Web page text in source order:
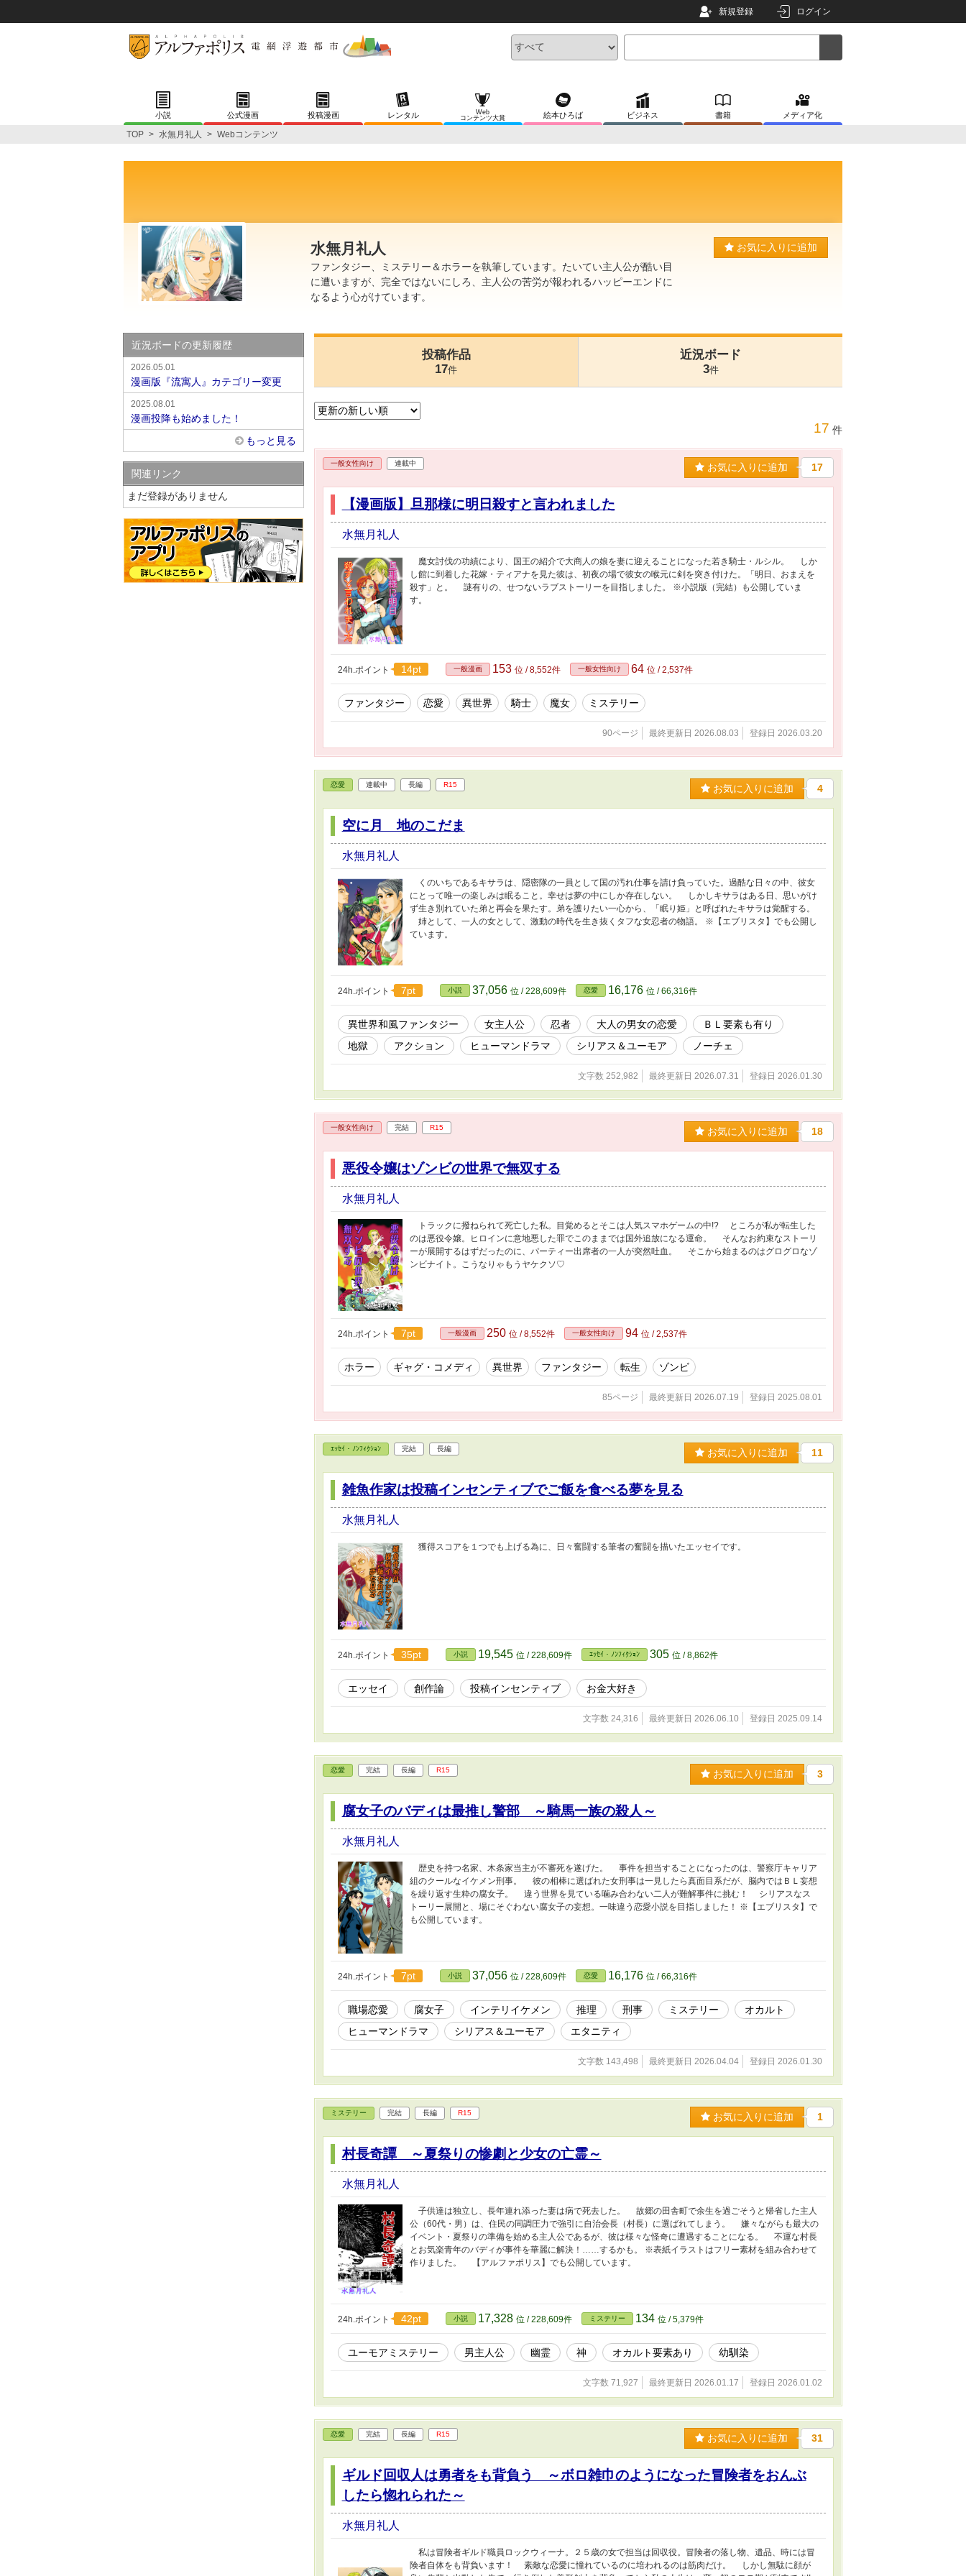
新規登録 ログイン
小説 公式漫画 投稿漫画 レンタル
Web
コンテンツ大賞
絵本ひろば ビジネス 書籍 メディア化
TOP > 水無月礼人 > Webコンテンツ
水無月礼人
ファンタジー、ミステリー＆ホラーを執筆しています。たいてい主人公が酷い目
に遭いますが、完全ではないにしろ、主人公の苦労が報われるハッピーエンドに
なるよう心がけています。
お気に入りに追加
投稿作品
17件
近況ボード
3件
17 件
一般女性向け 連載中 お気に入りに追加 17
【漫画版】旦那様に明日殺すと言われました
水無月礼人
魔女討伐の功績により、国王の紹介で大商人の娘を妻に迎えることになった若き騎士・ルシル。 しか
し館に到着した花嫁・ティアナを見た彼は、初夜の場で彼女の喉元に剣を突き付けた。「明日、おまえを
殺す」と。 謎有りの、せつないラブストーリーを目指しました。 ※小説版（完結）も公開していま
す。
24h.ポイント 14pt 一般漫画 153 位 / 8,552件 一般女性向け 64 位 / 2,537件
ファンタジー 恋愛 異世界 騎士 魔女 ミステリー
90ページ 最終更新日 2026.08.03 登録日 2026.03.20
恋愛 連載中 長編 R15 お気に入りに追加 4
空に月 地のこだま
水無月礼人
くのいちであるキサラは、隠密隊の一員として国の汚れ仕事を請け負っていた。過酷な日々の中、彼女
にとって唯一の楽しみは眠ること。幸せは夢の中にしか存在しない。 しかしキサラはある日、思いがけ
ず生き別れていた弟と再会を果たす。弟を護りたい一心から、「眠り姫」と呼ばれたキサラは覚醒する。
姉として、一人の女として、激動の時代を生き抜くタフな女忍者の物語。 ※【エブリスタ】でも公開し
ています。
24h.ポイント 7pt 小説 37,056 位 / 228,609件 恋愛 16,176 位 / 66,316件
異世界和風ファンタジー 女主人公 忍者 大人の男女の恋愛
ＢＬ要素も有り
地獄
アクション ヒューマンドラマ シリアス＆ユーモア ノーチェ
文字数 252,982 最終更新日 2026.07.31 登録日 2026.01.30
一般女性向け 完結 R15 お気に入りに追加 18
悪役令嬢はゾンビの世界で無双する
水無月礼人
トラックに撥ねられて死亡した私。目覚めるとそこは人気スマホゲームの中!? ところが私が転生した
のは悪役令嬢。ヒロインに意地悪した罪でこのままでは国外追放になる運命。 そんなお約束なストーリ
ーが展開するはずだったのに、パーティー出席者の一人が突然吐血。 そこから始まるのはグログロなゾ
ンビナイト。こうなりゃもうヤケクソ♡
24h.ポイント 7pt 一般漫画 250 位 / 8,552件 一般女性向け 94 位 / 2,537件
ホラー ギャグ・コメディ 異世界 ファンタジー 転生 ゾンビ
85ページ 最終更新日 2026.07.19 登録日 2025.08.01
ｴｯｾｲ・ﾉﾝﾌｨｸｼｮﾝ 完結 長編 お気に入りに追加 11
雑魚作家は投稿インセンティブでご飯を食べる夢を見る
水無月礼人
獲得スコアを１つでも上げる為に、日々奮闘する筆者の奮闘を描いたエッセイです。
24h.ポイント 35pt 小説 19,545 位 / 228,609件 ｴｯｾｲ・ﾉﾝﾌｨｸｼｮﾝ 305 位 / 8,862件
エッセイ 創作論 投稿インセンティブ お金大好き
文字数 24,316 最終更新日 2026.06.10 登録日 2025.09.14
恋愛 完結 長編 R15 お気に入りに追加 3
腐女子のバディは最推し警部 ～騎馬一族の殺人～
水無月礼人
歴史を持つ名家、木条家当主が不審死を遂げた。 事件を担当することになったのは、警察庁キャリア
組のクールなイケメン刑事。 彼の相棒に選ばれた女刑事は一見したら真面目系だが、脳内ではＢＬ妄想
を繰り返す生粋の腐女子。 違う世界を見ている噛み合わない二人が難解事件に挑む！ シリアスなス
トーリー展開と、場にそぐわない腐女子の妄想。一味違う恋愛小説を目指しました！ ※【エブリスタ】で
も公開しています。
24h.ポイント 7pt 小説 37,056 位 / 228,609件 恋愛 16,176 位 / 66,316件
職場恋愛 腐女子 インテリイケメン 推理 刑事 ミステリー
オカルト
ヒューマンドラマ
シリアス＆ユーモア エタニティ
文字数 143,498 最終更新日 2026.04.04 登録日 2026.01.30
ミステリー 完結 長編 R15 お気に入りに追加 1
村長奇譚 ～夏祭りの惨劇と少女の亡霊～
水無月礼人
子供達は独立し、長年連れ添った妻は病で死去した。 故郷の田舎町で余生を過ごそうと帰省した主人
公（60代・男）は、住民の同調圧力で強引に自治会長（村長）に選ばれてしまう。 嫌々ながらも最大の
イベント・夏祭りの準備を始める主人公であるが、彼は様々な怪奇に遭遇することになる。 不運な村長
とお気楽青年のバディが事件を華麗に解決！……するかも。 ※表紙イラストはフリー素材を組み合わせて
作りました。 【アルファポリス】でも公開しています。
24h.ポイント 42pt 小説 17,328 位 / 228,609件 ミステリー 134 位 / 5,379件
ユーモアミステリー 男主人公 幽霊 神 オカルト要素あり 幼馴染
文字数 71,927 最終更新日 2026.01.17 登録日 2026.01.02
恋愛 完結 長編 R15 お気に入りに追加 31
ギルド回収人は勇者をも背負う ～ボロ雑巾のようになった冒険者をおんぶ
したら惚れられた～
水無月礼人
私は冒険者ギルド職員ロックウィーナ。２５歳の女で担当は回収役。冒険者の落し物、遺品、時には冒
険者自体をも背負います！ 素敵な恋愛に憧れているのに培われるのは筋肉だけ。 しかし無駄に顔が
近況ボードの更新履歴
2026.05.01
漫画版『流寓人』カテゴリー変更
2025.08.01
漫画投降も始めました！
もっと見る
関連リンク
まだ登録がありません